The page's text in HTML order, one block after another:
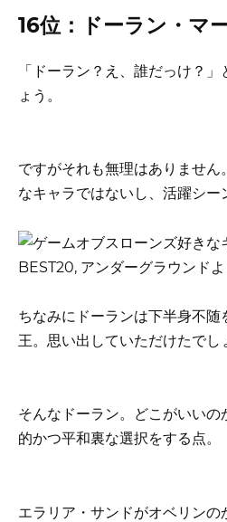
16位：ドーラン・マ
「ドーラン？え、誰だっけ？
ょう。
ですがそれも無理はありませ
なキャラではないし、活躍シー
ちなみにドーランは下半身不
王。思い出していただけたでし
そんなドーラン。どこがいい
的かつ平和裏な選択をする点。
エラリア・サンドがオベリンの